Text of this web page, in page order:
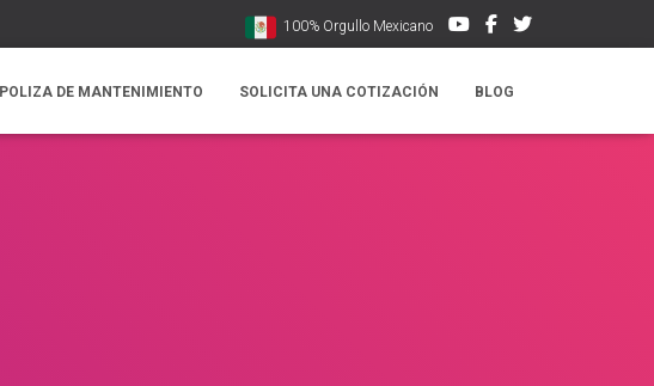
100% Orgullo Mexicano
POLIZA DE MANTENIMIENTO SOLICITA UNA COTIZACIÓN BLOG